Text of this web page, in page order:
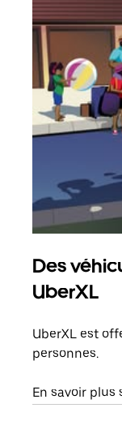
Des
UberXL
UberXL est
personnes.
En savoir plus